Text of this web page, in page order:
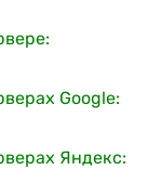
Google:
Яндекс: